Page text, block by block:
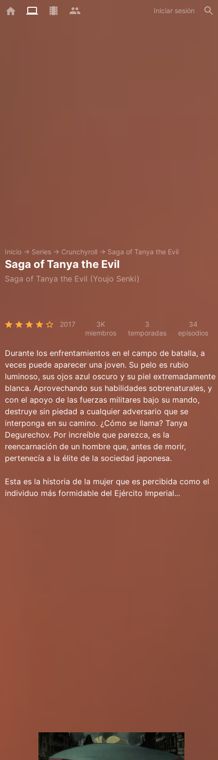
Iniciar sesión
Inicio → Series → Crunchyroll → Saga of Tanya the Evil
Saga of Tanya the Evil
Saga of Tanya the Evil (Youjo Senki)
2017
3K
miembros
3
temporadas
34
episodios
Durante los enfrentamientos en el campo de batalla, a
veces puede aparecer una joven. Su pelo es rubio
luminoso, sus ojos azul oscuro y su piel extremadamente
blanca. Aprovechando sus habilidades sobrenaturales, y
con el apoyo de las fuerzas militares bajo su mando,
destruye sin piedad a cualquier adversario que se
interponga en su camino. ¿Cómo se llama? Tanya
Degurechov. Por increíble que parezca, es la
reencarnación de un hombre que, antes de morir,
pertenecía a la élite de la sociedad japonesa.
Esta es la historia de la mujer que es percibida como el
individuo más formidable del Ejército Imperial...